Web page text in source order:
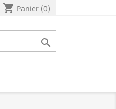
shopping_cart Panier (0)
